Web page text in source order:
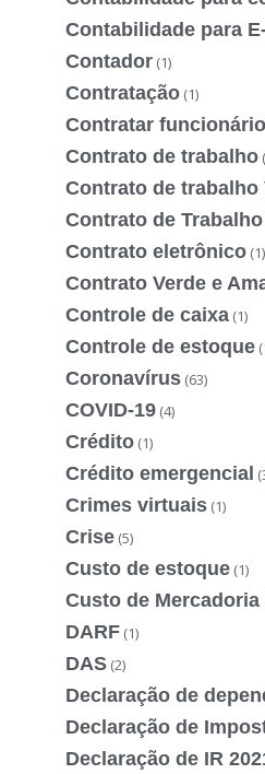
Contabilidade para
Contador (1)
Contratação (1)
Contratar funcionário
Contrato de trabalho
Contrato de trabalho
Contrato de
Contrato eletrônico (1)
Contrato Verde e
Controle de caixa (1)
Controle de estoque
Coronavírus (63)
COVID-19 (4)
Crédito (1)
Crédito emergencial
Crimes virtuais (1)
Crise (5)
Custo de estoque (1)
Custo de Mercadoria
DARF (1)
DAS (2)
Declaração de
Declaração de
Declaração de IR